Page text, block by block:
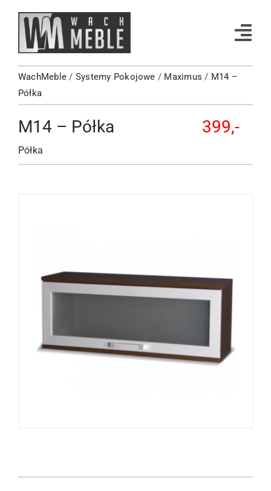
zawartości
Strona Główna
WachMeble / Systemy Pokojowe / Maximus / M14 –
Półka
M14 – Półka
Półka
399,-